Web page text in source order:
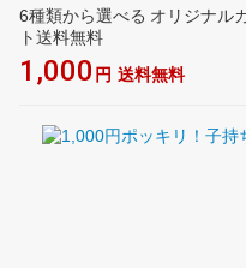
6種類から選べる オリジナル
ト送料無料
1,000 円 送料無料